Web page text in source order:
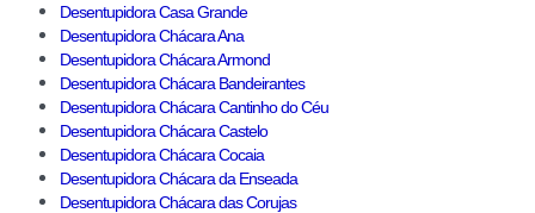
Desentupidora Casa Grande
Desentupidora Chácara Ana
Desentupidora Chácara Armond
Desentupidora Chácara Bandeirantes
Desentupidora Chácara Cantinho do Céu
Desentupidora Chácara Castelo
Desentupidora Chácara Cocaia
Desentupidora Chácara da Enseada
Desentupidora Chácara das Corujas